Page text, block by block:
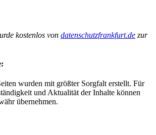
kostenlos von datenschutzfrankfurt.de zur
wurden mit größter Sorgfalt erstellt. Für
und Aktualität der Inhalte können
übernehmen.